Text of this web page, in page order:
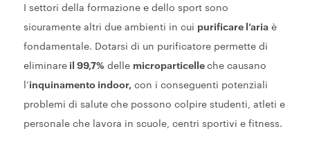
I settori della formazione e dello sport sono
sicuramente altri due ambienti in cui purificare l’ariaè
fondamentale. Dotarsi di un purificatore permette di
eliminareil 99,7% delle microparticelle che causano
l’inquinamento indoor,con i conseguenti potenziali
problemi di salute che possono colpire studenti, atleti e
personale che lavora in scuole, centri sportivi e fitness.